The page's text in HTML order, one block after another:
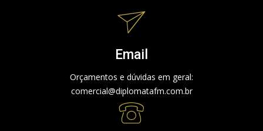
Email
Orçamentos e dúvidas em geral:
comercial@diplomatafm.com.br